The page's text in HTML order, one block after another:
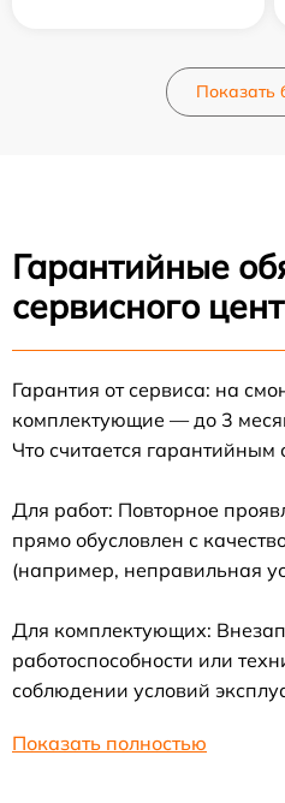
Показать
Гарантийные
сервисного
Гарантия от сервиса: на
комплектующие — до 3
Что считается гарантийным
Для работ: Повторное
прямо обусловлен с
(например, неправильная
Для комплектующих:
работоспособности или
соблюдении условий
Показать полностью